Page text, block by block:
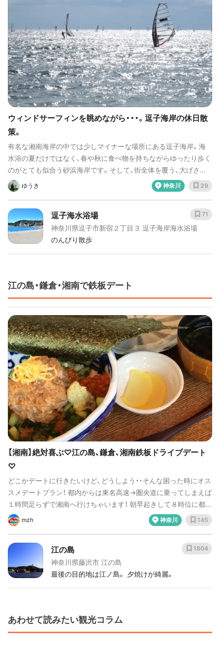
ウィンドサーフィンを眺めながら・・・。逗子海岸の休日散
策。
有名な湘南海岸の中では少しマイナーな場所にある逗子海岸。海
水浴の夏だけではなく、春や秋に食べ物を持ちながらゆったり歩く
のがとても似合う砂浜海岸です。そして、街全体を覆う、大げさ過
ぎないオサレな雰囲気が、大人な休日を過ごすのにピッタリです。
ゆうき 神奈川 29
逗子海水浴場
神奈川県逗子市新宿２丁目３ 逗子海岸海水浴場
のんびり散歩
71
江の島・鎌倉・湘南で鉄板デート
【湘南】絶対喜ぶ♡江の島、鎌倉、湘南鉄板ドライブデート
♡
どこかデートに行きたいけど、どうしよう・・そんな困った時にオス
スメデートプラン！ 都内からは東名高速→圏央道に乗ってしまえば
１時間足らずで湘南へ行けちゃいます！ 朝早起きして８時位に都内
を出発し、朝ごはんから江の島で堪能して夕方には都内へ戻れちゃ
うスペシャルコース♡Aから順番に周るのがおすすめです♪ 遊び足
きも帰りも渋滞知らずだし駐車場もすいすい入れちゃいます。 朝
早く行くと一日がとても長くていいこと尽くめ！是非早起きして行
ってみてください！早起きは三文の得♡
mzh 神奈川 145
江の島
神奈川県藤沢市 江の島
最後の目的地は江ノ島。 夕焼けが綺麗。
1804
あわせて読みたい観光コラム